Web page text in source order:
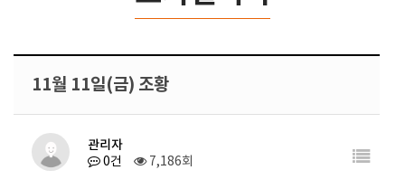
11월 11일(금) 조황
관리자
0건 7,186회